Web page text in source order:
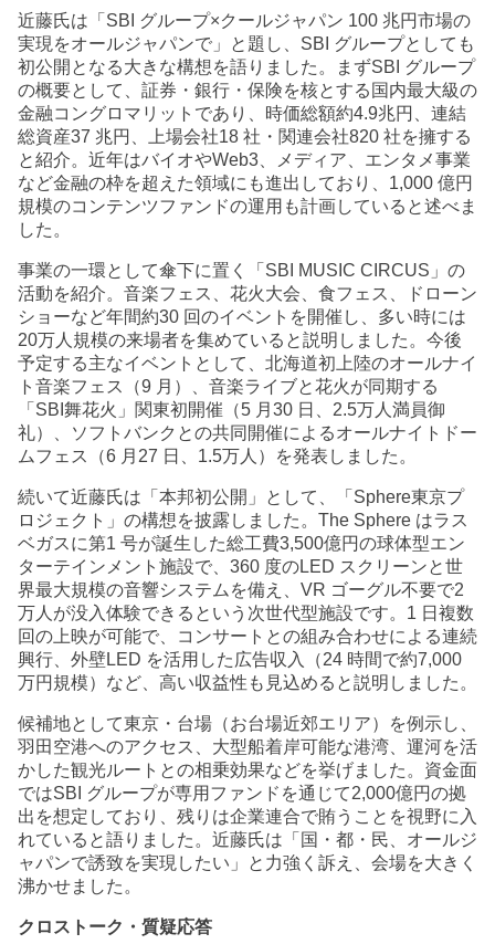
近藤氏は「SBI グループ×クールジャパン 100 兆円市場の
実現をオールジャパンで」と題し、SBI グループとしても
初公開となる大きな構想を語りました。まずSBI グループ
の概要として、証券・銀行・保険を核とする国内最大級の
金融コングロマリットであり、時価総額約4.9兆円、連結
総資産37 兆円、上場会社18 社・関連会社820 社を擁する
と紹介。近年はバイオやWeb3、メディア、エンタメ事業
など金融の枠を超えた領域にも進出しており、1,000 億円
規模のコンテンツファンドの運用も計画していると述べま
した。
事業の一環として傘下に置く「SBI MUSIC CIRCUS」の
活動を紹介。音楽フェス、花火大会、食フェス、ドローン
ショーなど年間約30 回のイベントを開催し、多い時には
20万人規模の来場者を集めていると説明しました。今後
予定する主なイベントとして、北海道初上陸のオールナイ
ト音楽フェス（9 月）、音楽ライブと花火が同期する
「SBI舞花火」関東初開催（5 月30 日、2.5万人満員御
礼）、ソフトバンクとの共同開催によるオールナイトドー
ムフェス（6 月27 日、1.5万人）を発表しました。
続いて近藤氏は「本邦初公開」として、「Sphere東京プ
ロジェクト」の構想を披露しました。The Sphere はラス
ベガスに第1 号が誕生した総工費3,500億円の球体型エン
ターテインメント施設で、360 度のLED スクリーンと世
界最大規模の音響システムを備え、VR ゴーグル不要で2
万人が没入体験できるという次世代型施設です。1 日複数
回の上映が可能で、コンサートとの組み合わせによる連続
興行、外壁LED を活用した広告収入（24 時間で約7,000
万円規模）など、高い収益性も見込めると説明しました。
候補地として東京・台場（お台場近郊エリア）を例示し、
羽田空港へのアクセス、大型船着岸可能な港湾、運河を活
かした観光ルートとの相乗効果などを挙げました。資金面
ではSBI グループが専用ファンドを通じて2,000億円の拠
出を想定しており、残りは企業連合で賄うことを視野に入
れていると語りました。近藤氏は「国・都・民、オールジ
ャパンで誘致を実現したい」と力強く訴え、会場を大きく
沸かせました。
クロストーク・質疑応答